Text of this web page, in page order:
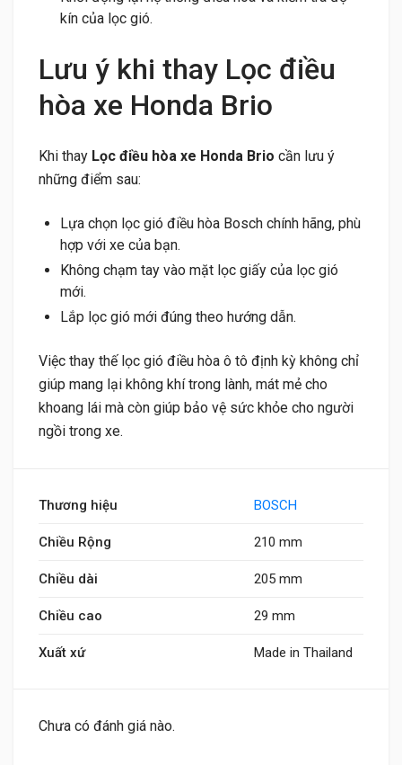
kín của lọc gió.
Lưu ý khi thay Lọc điều
hòa xe Honda Brio
Khi thay Lọc điều hòa xe Honda Brio cần lưu ý
những điểm sau:
Lựa chọn lọc gió điều hòa Bosch chính hãng, phù
hợp với xe của bạn.
Không chạm tay vào mặt lọc giấy của lọc gió
mới.
Lắp lọc gió mới đúng theo hướng dẫn.
Việc thay thế lọc gió điều hòa ô tô định kỳ không chỉ
giúp mang lại không khí trong lành, mát mẻ cho
khoang lái mà còn giúp bảo vệ sức khỏe cho người
ngồi trong xe.
Thương hiệu BOSCH
Chiều Rộng 210 mm
Chiều dài 205 mm
Chiều cao 29 mm
Xuất xứ Made in Thailand
Chưa có đánh giá nào.